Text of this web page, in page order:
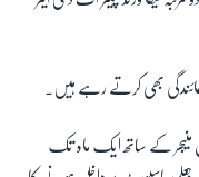
نمائندگی بھی کرتے رہے ہیں۔
کے ساتھ ایک ماہ تک